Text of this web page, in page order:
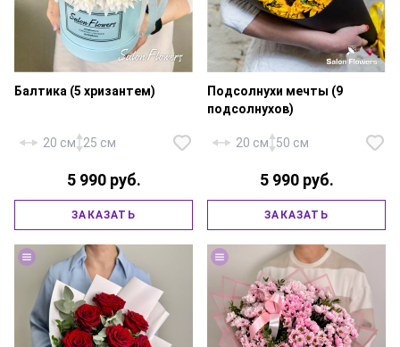
шляпная коробка 16х16 см.,
флористическая губка,
Балтика (5 хризантем)
20 см 25 см
5 990 руб.
ЗАКАЗАТЬ
Подсолнух — 9 шт., фирменная
Подсолнухи мечты (9
подсолнухов)
20 см 50 см
5 990 руб.
ЗАКАЗАТЬ